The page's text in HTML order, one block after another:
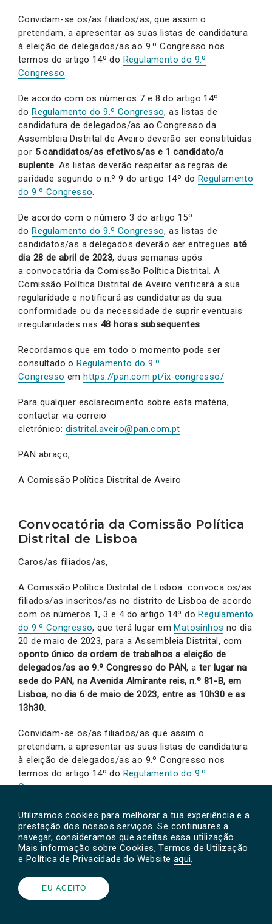
Utilizamos cookies para melhorar a tua experiência e a
prestação dos nossos serviços. Se continuares a
navegar, consideramos que aceitas essa utilização.
Mais informação sobre Cookies, Termos de Utilização
e Política de Privacidade do Website aqui.
EU ACEITO
Convidam-se os/as filiados/as, que assim o
pretendam, a apresentar as suas listas de candidatura
à eleição de delegados/as ao 9.º Congresso nos
termos do artigo 14º do Regulamento do 9.º
Congresso.
De acordo com os números 7 e 8 do artigo 14º
doRegulamento do 9.º Congresso, as listas de
candidatura de delegados/as ao Congresso da
Assembleia Distrital de Aveiro deverão ser constituídas
por 5candidatos/as efetivos/as e 1 candidato/a
suplente. As listas deverão respeitar as regras de
paridade segundo o n.º 9 do artigo 14º do Regulamento
do 9.º Congresso.
De acordo com o número 3 do artigo 15º
doRegulamento do 9.º Congresso, as listas de
candidatos/as a delegados deverão ser entreguesaté
dia 28 de abril de 2023, duas semanas após
a convocatória da Comissão Política Distrital. A
Comissão Política Distrital de Aveiro verificará a sua
regularidade e notificará as candidaturas da sua
conformidade ou da necessidade de suprir eventuais
irregularidades nas48 horas subsequentes.
Recordamos que em todo o momento pode ser
consultado oRegulamento do 9.º
Congresso emhttps://pan.com.pt/ix-congresso/
Para qualquer esclarecimento sobre esta matéria,
contactar via correio
eletrónico: distrital.aveiro@pan.com.pt
PAN abraço,
A Comissão Política Distrital de Aveiro
Convocatória da Comissão Política
Distrital de Lisboa
Caros/as filiados/as,
A Comissão Política Distrital de Lisboa convoca os/as
filiados/as inscritos/as no distrito de Lisboa de acordo
com os números 1, 3 e 4 do artigo 14º doRegulamento
do 9.º Congresso, que terá lugar emMatosinhos no dia
20 de maio de 2023, para a Assembleia Distrital, com
oponto único da ordem de trabalhos a eleição de
delegados/as ao 9.º Congresso do PAN, ater lugar na
sede do PAN, na Avenida Almirante reis, n.º 81-B, em
Lisboa, nodia 6 de maio de 2023, entre as 10h30 e as
13h30.
Convidam-se os/as filiados/as que assim o
pretendam, a apresentar as suas listas de candidatura
à eleição de delegados/as ao 9.º Congresso nos
termos do artigo 14º do Regulamento do 9.º
Congresso.
De acordo com os números 7 e 8 do artigo 14º
doRegulamento do 9.º Congresso, as listas de
candidatura de delegados/as ao Congresso da
Assembleia Distrital deverão ser constituídas por 45
candidatos/as efetivos/as e 15 candidatos/as
suplentes. As listas deverão respeitar as regras de
paridade segundo o n.º 9 do artigo 14º do